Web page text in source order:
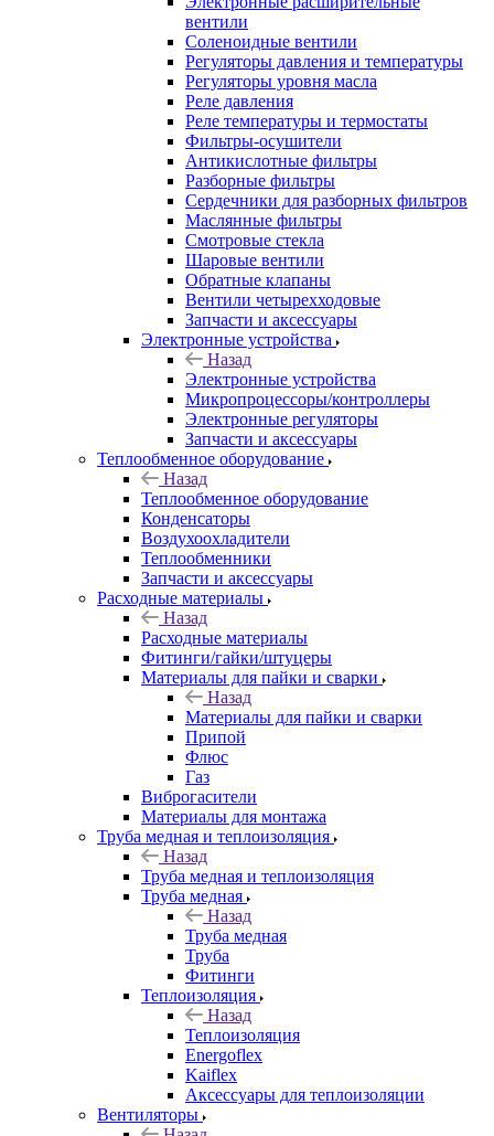
вентили
Соленоидные вентили
Регуляторы давления и температуры
Регуляторы уровня масла
Реле давления
Реле температуры и термостаты
Фильтры-осушители
Антикислотные фильтры
Разборные фильтры
Сердечники для разборных фильтров
Маслянные фильтры
Смотровые стекла
Шаровые вентили
Обратные клапаны
Вентили четырехходовые
Запчасти и аксессуары
Электронные устройства
Назад
Электронные устройства
Микропроцессоры/контроллеры
Электронные регуляторы
Запчасти и аксессуары
Теплообменное оборудование
Назад
Теплообменное оборудование
Конденсаторы
Воздухоохладители
Теплообменники
Запчасти и аксессуары
Расходные материалы
Назад
Расходные материалы
Фитинги/гайки/штуцеры
Материалы для пайки и сварки
Назад
Материалы для пайки и сварки
Припой
Флюс
Газ
Виброгасители
Материалы для монтажа
Труба медная и теплоизоляция
Назад
Труба медная и теплоизоляция
Труба медная
Назад
Труба медная
Труба
Фитинги
Теплоизоляция
Назад
Теплоизоляция
Energoflex
Kaiflex
Аксессуары для теплоизоляции
Вентиляторы